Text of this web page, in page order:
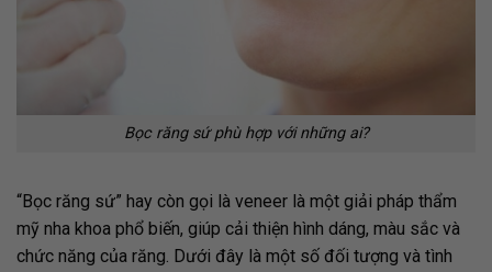
Bọc răng sứ phù hợp với những ai?
“Bọc răng sứ” hay còn gọi là veneer là một giải pháp thẩm
mỹ nha khoa phổ biến, giúp cải thiện hình dáng, màu sắc và
chức năng của răng. Dưới đây là một số đối tượng và tình